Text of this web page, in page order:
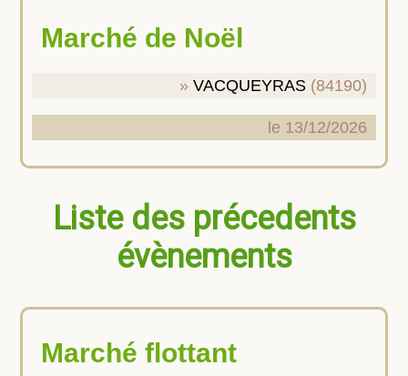
Marché de Noël
VACQUEYRAS (84190)
le 13/12/2026
Liste des précedents
évènements
Marché flottant